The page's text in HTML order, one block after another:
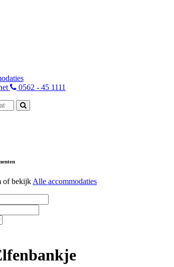
0562 - 45 1111
of bekijk Alle accommodaties